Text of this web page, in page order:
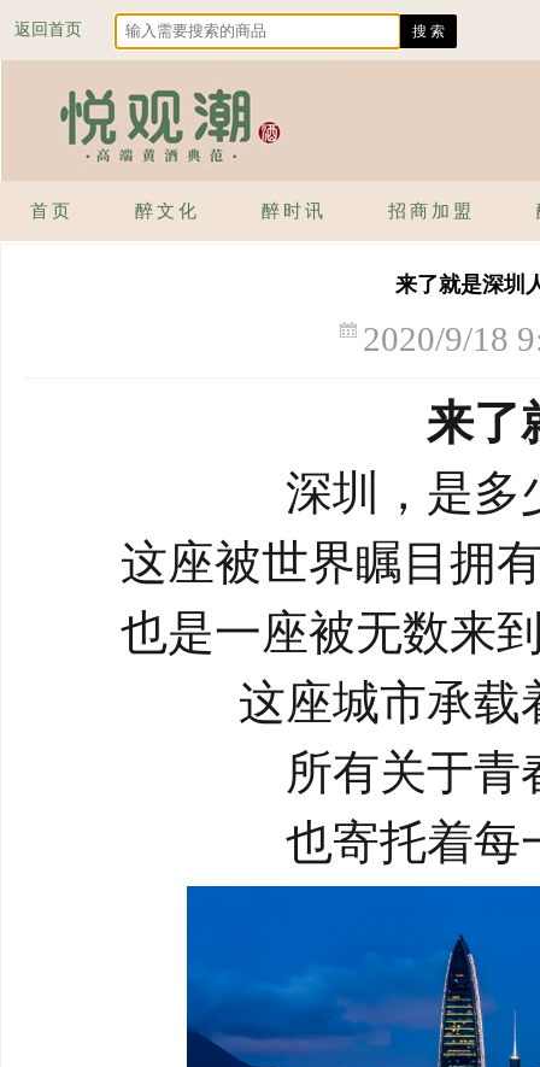
返回首页
首页 醉文化 醉时讯 招商加盟
来了就是深圳
2020/9/18
来了
深圳，是多
这座被世界瞩目拥
也是一座被无数来
这座城市承载
所有关于青
也寄托着每